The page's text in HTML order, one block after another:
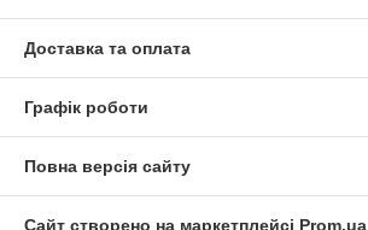
Доставка та оплата
Графік роботи
Повна версія сайту
Сайт створено на маркетплейсі Prom.ua